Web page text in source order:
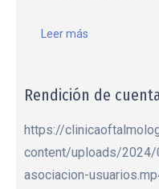
Leer más
Rendición de
https://
content/uploads/
asociacion-